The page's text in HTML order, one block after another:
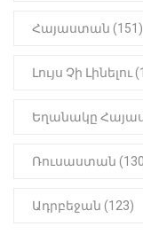
Հայաստան (151)
Լույս Չի Լինելու
Եղանակը
Ռուսաստան
Ադրբեջան (123)